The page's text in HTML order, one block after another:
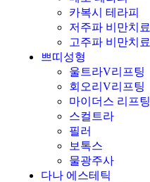
카복시 테라피
저주파 비만치료
고주파 비만치료
쁘띠성형
울트라V리프팅
회오리V리프팅
마이더스 리프팅
스컬트라
필러
보톡스
물광주사
다나 에스테틱